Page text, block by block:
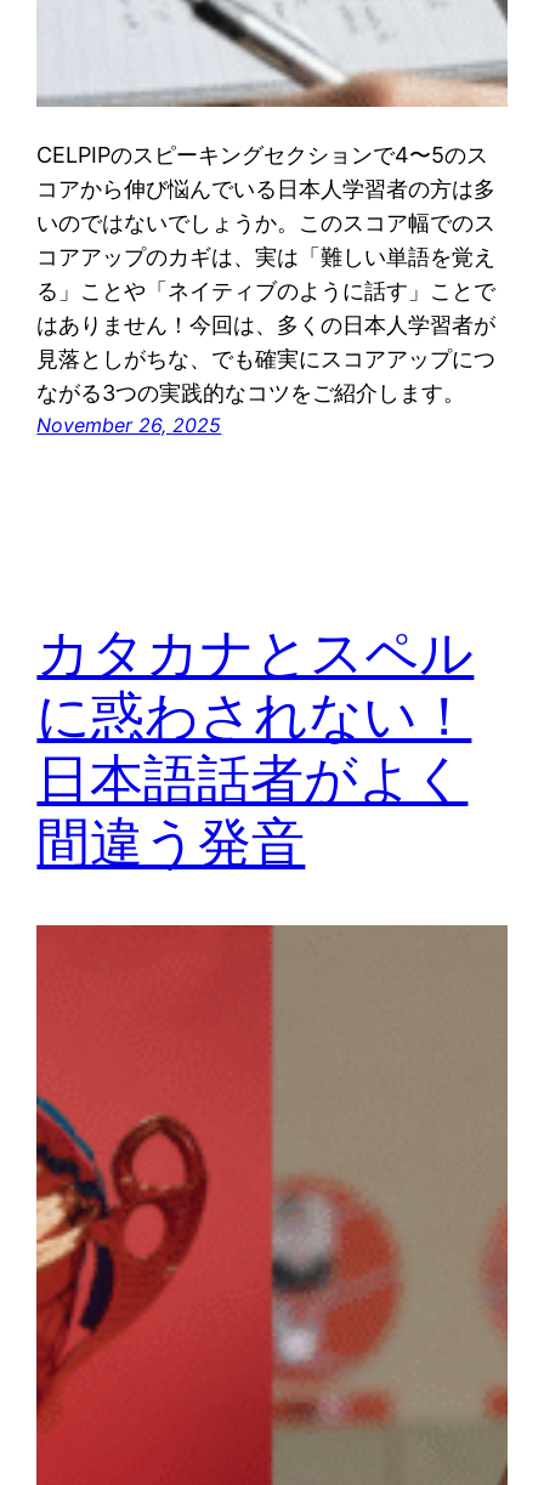
CELPIPのスピーキングセクションで4〜5のス
コアから伸び悩んでいる日本人学習者の方は多
いのではないでしょうか。このスコア幅でのス
コアアップのカギは、実は「難しい単語を覚え
る」ことや「ネイティブのように話す」ことで
はありません！今回は、多くの日本人学習者が
見落としがちな、でも確実にスコアアップにつ
ながる3つの実践的なコツをご紹介します。
November 26, 2025
カタカナとスペル
に惑わされない！
日本語話者がよく
間違う発音